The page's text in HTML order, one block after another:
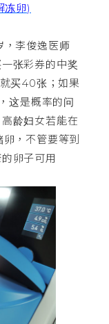
冻卵)
，李俊逸医师
张彩券的中奖
买40张；如果
这是概率的问
龄妇女若能在
，不管要等到
卵子可用